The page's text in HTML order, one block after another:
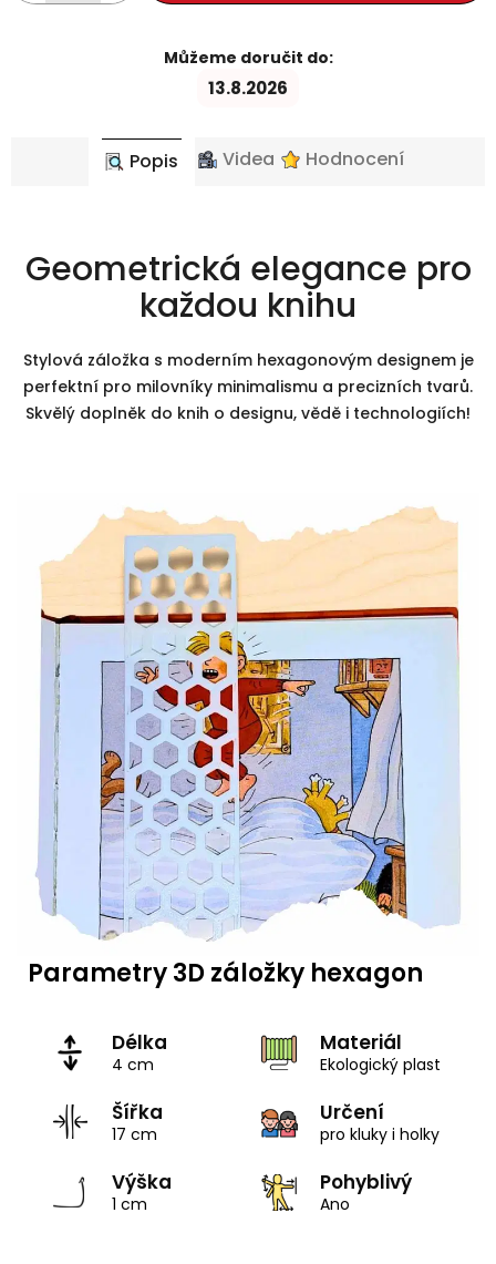
Můžeme doručit do:
13.8.2026
Popis Videa Hodnocení
Geometrická elegance pro
každou knihu
Stylová záložka s moderním hexagonovým designem je
perfektní pro milovníky minimalismu a precizních tvarů.
Skvělý doplněk do knih o designu, vědě i technologiích!
Parametry 3D záložky hexagon
Délka
4 cm
Materiál
Ekologický plast
Šířka
17 cm
Určení
pro kluky i holky
Výška
1 cm
Pohyblivý
Ano